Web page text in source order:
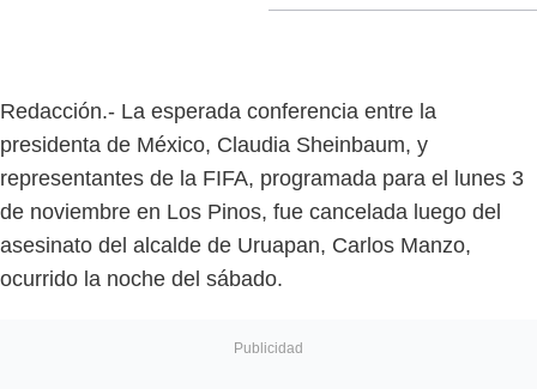
Redacción.- La esperada conferencia entre la
presidenta de México, Claudia Sheinbaum, y
representantes de la FIFA, programada para el lunes 3
de noviembre en Los Pinos, fue cancelada luego del
asesinato del alcalde de Uruapan, Carlos Manzo,
ocurrido la noche del sábado.